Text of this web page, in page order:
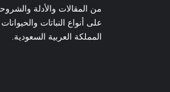
من المقالات والأدلة
على أنواع النباتات
المملكة العربية السعودية.